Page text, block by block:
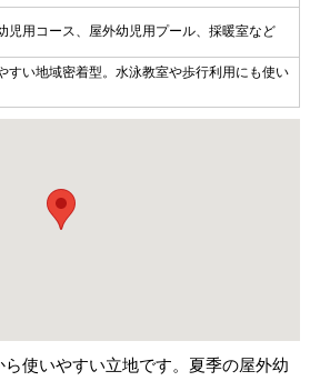
児用コース、屋外幼児用プール、採暖室など
すい地域密着型。水泳教室や歩行利用にも使い
使いやすい立地です。夏季の屋外幼